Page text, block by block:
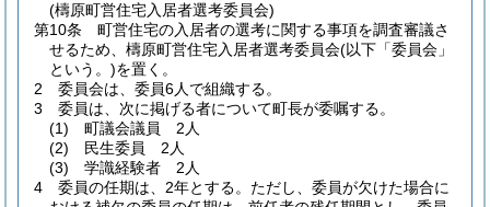
(檮原町営住宅入居者選考委員会)
第10条
町営住宅の入居者の選考に関する事項を調査審議さ
せるため、檮原町営住宅入居者選考委員会(以下「委員会」
という。)を置く。
2
委員会は、委員6人で組織する。
3
委員は、次に掲げる者について町長が委嘱する。
(1)
町議会議員 2人
(2)
民生委員 2人
(3)
学識経験者 2人
4
委員の任期は、2年とする。 ただし、委員が欠けた場合に